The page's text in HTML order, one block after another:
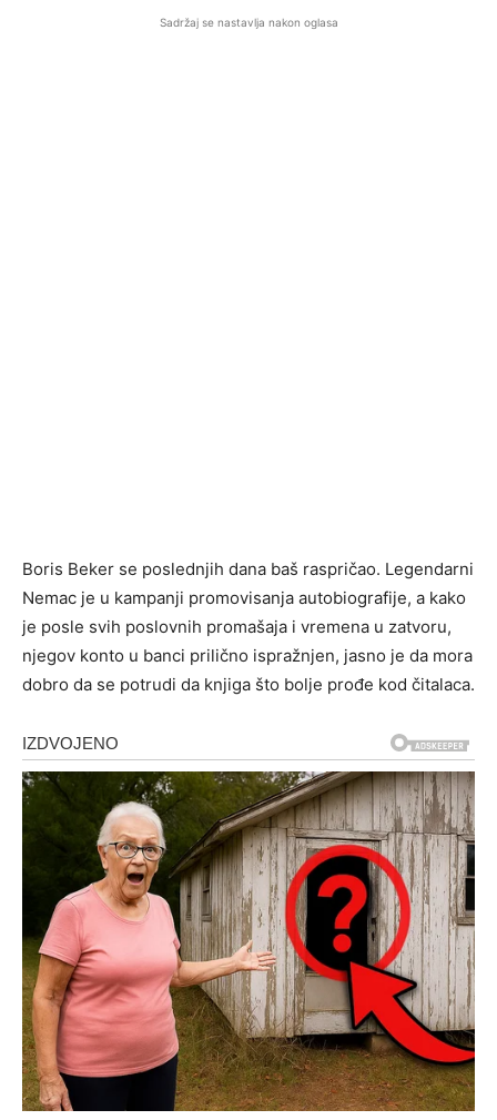
Sadržaj se nastavlja nakon oglasa
Boris Beker se poslednjih dana baš raspričao. Legendarni
Nemac je u kampanji promovisanja autobiografije, a kako
je posle svih poslovnih promašaja i vremena u zatvoru,
njegov konto u banci prilično ispražnjen, jasno je da mora
dobro da se potrudi da knjiga što bolje prođe kod čitalaca.